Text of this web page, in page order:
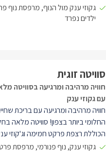
כאן תיהנו מחלל פנים גדול ומואר
אירוח (ללא הפרדה ביניהם). במרכז
גקוזי ענק מול הנוף, מרפסת נוף
ילדים נפרד
סוויטה זוגית
חוויה מרהיבה ומרגיעה בסוויטה
עם גקוזי ענק
חוויה מרהיבה ומרגיעה עם בריכת
החלומי ביותר בצפון! סוויטה מלאה
הכוללת רצפת פרקט חמימה וג'קוזי
הנוף. כאן לרשותכם מיטה זוגית גדולה,
גקוזי ענק, נוף פנורמי, מרפסת